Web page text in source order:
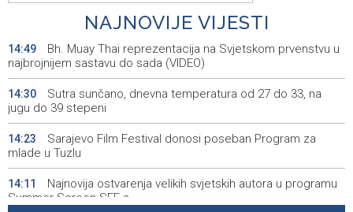
NAJNOVIJE VIJESTI
14:49
Bh. Muay Thai reprezentacija na Svjetskom prvenstvu u
najbrojnijem sastavu do sada (VIDEO)
14:30
Sutra sunčano, dnevna temperatura od 27 do 33, na
jugu do 39 stepeni
14:23
Sarajevo Film Festival donosi poseban Program za
mlade u Tuzlu
14:11
Najnovija ostvarenja velikih svjetskih autora u programu
Summer Screen SFF-a